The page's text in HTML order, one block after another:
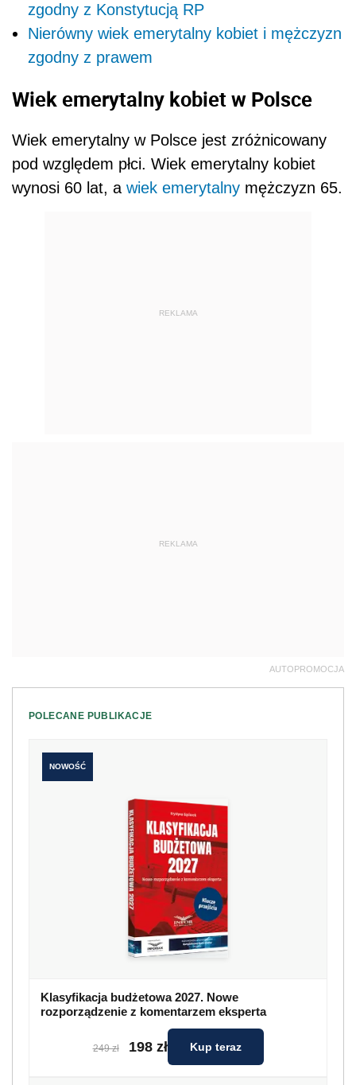
zgodny z Konstytucją RP
Nierówny wiek emerytalny kobiet i mężczyzn
zgodny z prawem
Wiek emerytalny kobiet w Polsce
Wiek emerytalny w Polsce jest zróżnicowany
pod względem płci. Wiek emerytalny kobiet
wynosi 60 lat, a wiek emerytalny mężczyzn 65.
REKLAMA
REKLAMA
AUTOPROMOCJA
POLECANE PUBLIKACJE
NOWOŚĆ
Klasyfikacja budżetowa 2027. Nowe
rozporządzenie z komentarzem eksperta
249 zł 198 zł Kup teraz